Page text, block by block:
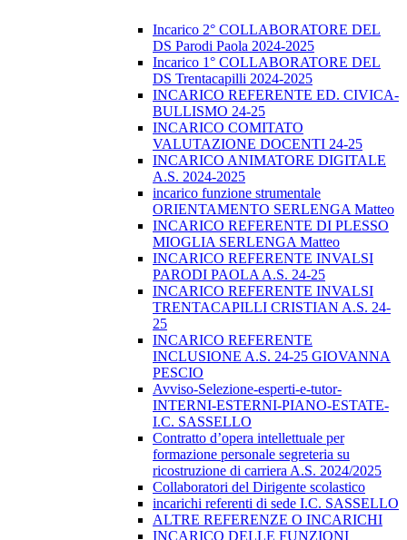
Incarico 2° COLLABORATORE DEL
DS Parodi Paola 2024-2025
Incarico 1° COLLABORATORE DEL
DS Trentacapilli 2024-2025
INCARICO REFERENTE ED. CIVICA-
BULLISMO 24-25
INCARICO COMITATO
VALUTAZIONE DOCENTI 24-25
INCARICO ANIMATORE DIGITALE
A.S. 2024-2025
incarico funzione strumentale
ORIENTAMENTO SERLENGA Matteo
INCARICO REFERENTE DI PLESSO
MIOGLIA SERLENGA Matteo
INCARICO REFERENTE INVALSI
PARODI PAOLA A.S. 24-25
INCARICO REFERENTE INVALSI
TRENTACAPILLI CRISTIAN A.S. 24-
25
INCARICO REFERENTE
INCLUSIONE A.S. 24-25 GIOVANNA
PESCIO
Avviso-Selezione-esperti-e-tutor-
INTERNI-ESTERNI-PIANO-ESTATE-
I.C. SASSELLO
Contratto d’opera intellettuale per
formazione personale segreteria su
ricostruzione di carriera A.S. 2024/2025
Collaboratori del Dirigente scolastico
incarichi referenti di sede I.C. SASSELLO
ALTRE REFERENZE O INCARICHI
INCARICO DELLE FUNZIONI